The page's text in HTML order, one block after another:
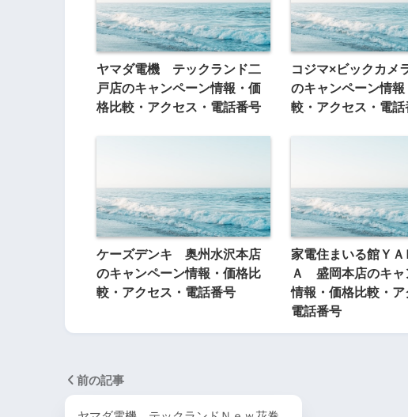
ヤマダ電機 テックランド二
戸店のキャンペーン情報・価
格比較・アクセス・電話番号
コジマ×ビックカ
のキャンペーン情
較・アクセス・電話
ケーズデンキ 奥州水沢本店
のキャンペーン情報・価格比
較・アクセス・電話番号
家電住まいる館ＹＡ
Ａ 盛岡本店のキャ
情報・価格比較・ア
電話番号
前の記事